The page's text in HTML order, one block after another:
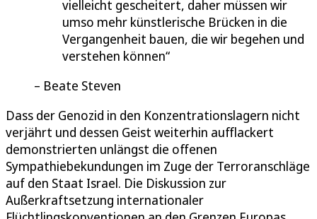
vielleicht gescheitert, daher müssen wir
umso mehr künstlerische Brücken in die
Vergangenheit bauen, die wir begehen und
verstehen können
Beate Steven
Dass der Genozid in den Konzentrationslagern nicht
verjährt und dessen Geist weiterhin aufflackert
demonstrierten unlängst die offenen
Sympathiebekundungen im Zuge der Terroranschläge
auf den Staat Israel. Die Diskussion zur
Außerkraftsetzung internationaler